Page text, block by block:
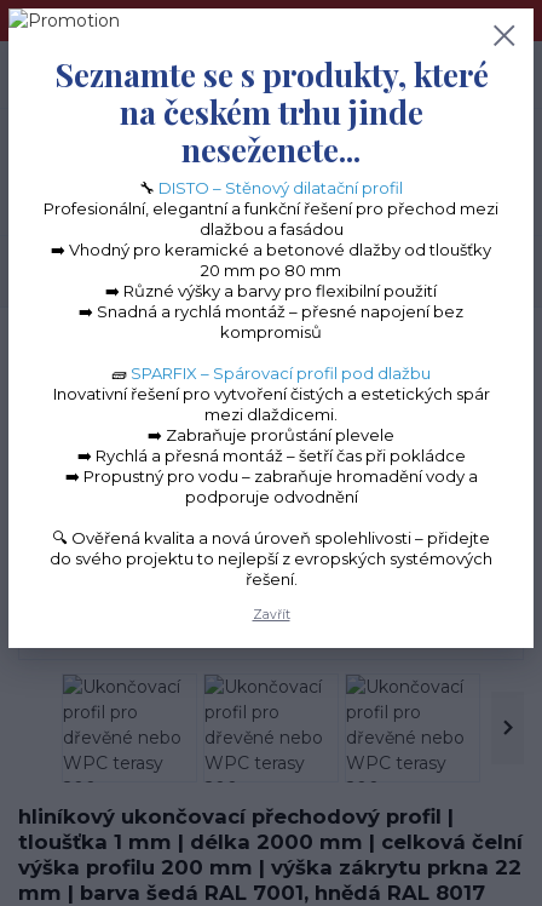
➢Terče pod dlažbu naleznete na e-shopu www.terceshop.cz!➢
+420 605 740 744
0
0 Kč
Terasové profily na terče
Ukončovací profily pro dřevěné/WPC terasy
Ukončovací profil pro
dřevěné nebo WPC
terasy 200 mm
hliníkový ukončovací přechodový profil |
tloušťka 1 mm | délka 2000 mm | celková čelní
výška profilu 200 mm | výška zákrytu prkna 22
mm | barva šedá RAL 7001, hnědá RAL 8017
Seznamte se s produkty, které
na českém trhu jinde
neseženete...
🔧 DISTO – Stěnový dilatační profil
Profesionální, elegantní a funkční řešení pro přechod mezi
dlažbou a fasádou
➡️ Vhodný pro keramické a betonové dlažby od tloušťky
20 mm po 80 mm
➡️ Různé výšky a barvy pro flexibilní použití
➡️ Snadná a rychlá montáž – přesné napojení bez
kompromisů
🧱 SPARFIX – Spárovací profil pod dlažbu
Inovativní řešení pro vytvoření čistých a estetických spár
mezi dlaždicemi.
➡️ Zabraňuje prorůstání plevele
➡️ Rychlá a přesná montáž – šetří čas při pokládce
➡️ Propustný pro vodu – zabraňuje hromadění vody a
podporuje odvodnění
🔍 Ověřená kvalita a nová úroveň spolehlivosti – přidejte
do svého projektu to nejlepší z evropských systémových
řešení.
Zavřít